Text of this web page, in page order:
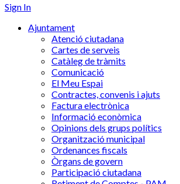
Sign In
Ajuntament
Atenció ciutadana
Cartes de serveis
Catàleg de tràmits
Comunicació
El Meu Espai
Contractes, convenis i ajuts
Factura electrònica
Informació econòmica
Opinions dels grups polítics
Organització municipal
Ordenances fiscals
Òrgans de govern
Participació ciutadana